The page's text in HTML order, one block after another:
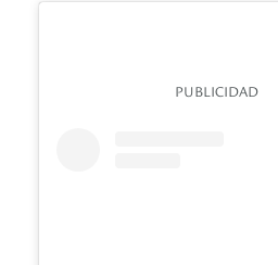
PUBLICIDAD